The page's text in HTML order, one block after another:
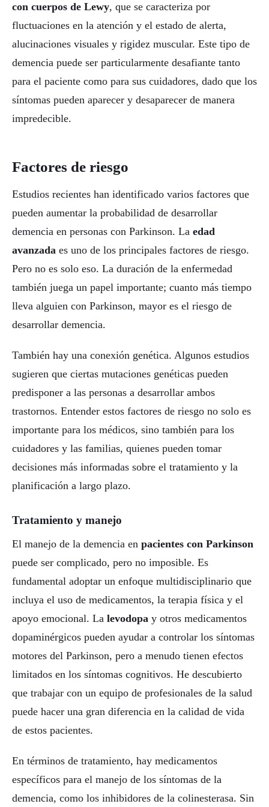
con cuerpos de Lewy, que se caracteriza por
fluctuaciones en la atención y el estado de alerta,
alucinaciones visuales y rigidez muscular. Este tipo de
demencia puede ser particularmente desafiante tanto
para el paciente como para sus cuidadores, dado que los
síntomas pueden aparecer y desaparecer de manera
impredecible.
Factores de riesgo
Estudios recientes han identificado varios factores que
pueden aumentar la probabilidad de desarrollar
demencia en personas con Parkinson. La edad
avanzada es uno de los principales factores de riesgo.
Pero no es solo eso. La duración de la enfermedad
también juega un papel importante; cuanto más tiempo
lleva alguien con Parkinson, mayor es el riesgo de
desarrollar demencia.
También hay una conexión genética. Algunos estudios
sugieren que ciertas mutaciones genéticas pueden
predisponer a las personas a desarrollar ambos
trastornos. Entender estos factores de riesgo no solo es
importante para los médicos, sino también para los
cuidadores y las familias, quienes pueden tomar
decisiones más informadas sobre el tratamiento y la
planificación a largo plazo.
Tratamiento y manejo
El manejo de la demencia en pacientes con Parkinson
puede ser complicado, pero no imposible. Es
fundamental adoptar un enfoque multidisciplinario que
incluya el uso de medicamentos, la terapia física y el
apoyo emocional. La levodopa y otros medicamentos
dopaminérgicos pueden ayudar a controlar los síntomas
motores del Parkinson, pero a menudo tienen efectos
limitados en los síntomas cognitivos. He descubierto
que trabajar con un equipo de profesionales de la salud
puede hacer una gran diferencia en la calidad de vida
de estos pacientes.
En términos de tratamiento, hay medicamentos
específicos para el manejo de los síntomas de la
demencia, como los inhibidores de la colinesterasa. Sin